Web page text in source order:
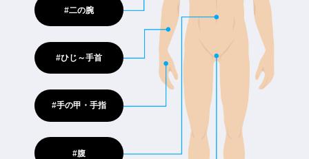
#二の腕
#ひじ～手首
#手の甲・手指
#腹